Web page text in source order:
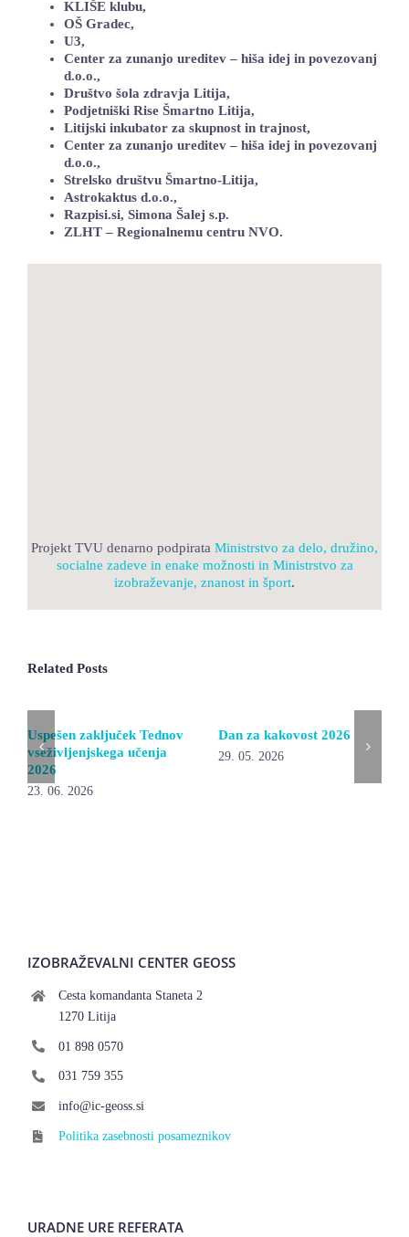
KLIŠE klubu,
OŠ Gradec,
U3,
Center za zunanjo ureditev – hiša idej in povezovanj
d.o.o.,
Društvo šola zdravja Litija,
Podjetniški Rise Šmartno Litija,
Litijski inkubator za skupnost in trajnost,
Center za zunanjo ureditev – hiša idej in povezovanj
d.o.o.,
Strelsko društvu Šmartno-Litija,
Astrokaktus d.o.o.,
Razpisi.si, Simona Šalej s.p.
ZLHT – Regionalnemu centru NVO.
Projekt TVU denarno podpirata Ministrstvo za delo, družino,
socialne zadeve in enake možnosti in Ministrstvo za
izobraževanje, znanost in šport.
Related Posts
Uspešen zaključek Tednov
vseživljenjskega učenja
2026
23. 06. 2026
Dan za kakovost 2026
29. 05. 2026
IZOBRAŽEVALNI CENTER GEOSS
Cesta komandanta Staneta 2
1270 Litija
01 898 0570
031 759 355
info@ic-geoss.si
Politika zasebnosti posameznikov
URADNE URE REFERATA